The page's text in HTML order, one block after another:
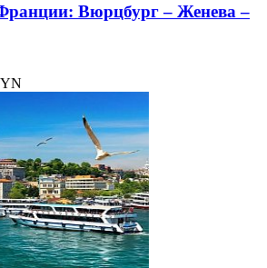
Вюрцбург – Женева –